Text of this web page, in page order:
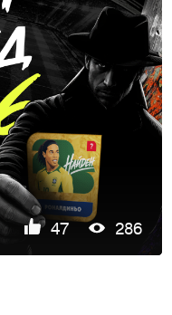
47 286